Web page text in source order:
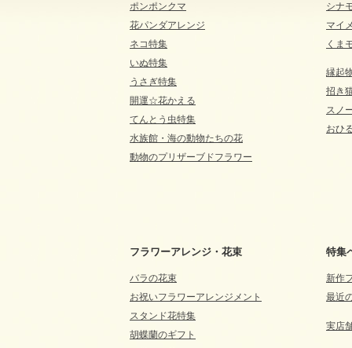
ポンポンクマ
花パンダアレンジ
ネコ特集
いぬ特集
うさぎ特集
開運☆花かえる
てんとう虫特集
水族館・海の動物たちの花
動物のプリザーブドフラワー
シナ
マイ
くま
縁起
招き
スノ
おひ
フラワーアレンジ・花束 特集
バラの花束
お祝いフラワーアレンジメント
スタンド花特集
胡蝶蘭のギフト
新作
最近
実店